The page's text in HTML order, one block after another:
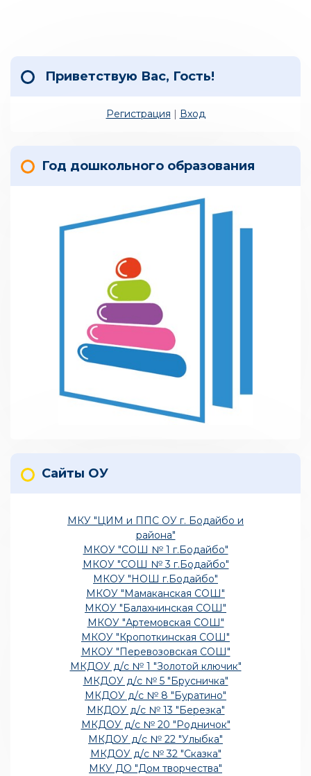
Приветствую Вас, Гость!
Регистрация | Вход
Год дошкольного образования
Сайты ОУ
МКУ "ЦИМ и ППС ОУ г. Бодайбо и
района"
МКОУ "СОШ № 1 г.Бодайбо"
МКОУ "СОШ № 3 г.Бодайбо"
МКОУ "НОШ г.Бодайбо"
МКОУ "Мамаканская СОШ"
МКОУ "Балахнинская СОШ"
МКОУ "Артемовская СОШ"
МКОУ "Кропоткинская СОШ"
МКОУ "Перевозовская СОШ"
МКДОУ д/с № 1 "Золотой ключик"
МКДОУ д/с № 5 "Брусничка"
МКДОУ д/с № 8 "Буратино"
МКДОУ д/с № 13 "Березка"
МКДОУ д/с № 20 "Родничок"
МКДОУ д/с № 22 "Улыбка"
МКДОУ д/с № 32 "Сказка"
МКУ ДО "Дом творчества"